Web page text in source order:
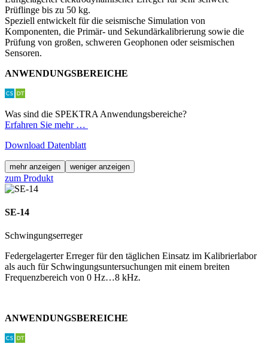
Prüflinge bis zu 50 kg.
Speziell entwickelt für die seismische Simulation von
Komponenten, die Primär- und Sekundärkalibrierung sowie die
Prüfung von großen, schweren Geophonen oder seismischen
Sensoren.
ANWENDUNGSBEREICHE
Was sind die SPEKTRA Anwendungsbereiche?
Erfahren Sie mehr …
Download Datenblatt
mehr anzeigen weniger anzeigen
zum Produkt
SE-14
Schwingungserreger
Federgelagerter Erreger für den täglichen Einsatz im Kalibrierlabor
als auch für Schwingungs­untersuchungen mit einem breiten
Frequenzbereich von 0 Hz…8 kHz.
ANWENDUNGSBEREICHE